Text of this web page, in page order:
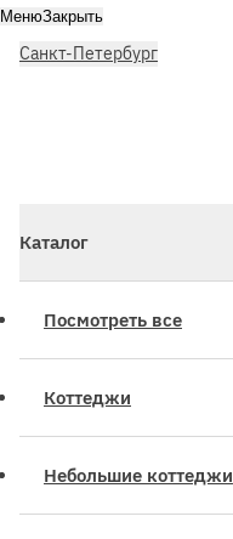
Санкт-Петербург
МенюЗакрыть
Каталог
Посмотреть все
Коттеджи
Небольшие коттеджи